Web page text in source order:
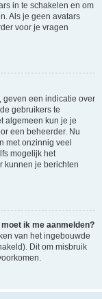
in te schakelen en om
Als je geen avatars
voor je vragen
geven een indicatie over
gebruikers te
algemeen kun je je
een beheerder. Nu
met onzinnig veel
mogelijk het
kunnen je berichten
ik me aanmelden?
van het ingebouwde
Dit om misbruik